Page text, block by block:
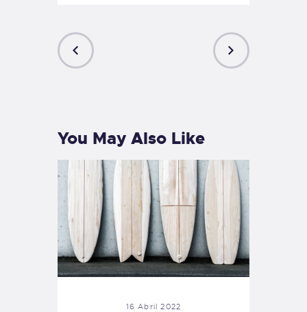
You May Also Like
16 Abril 2022